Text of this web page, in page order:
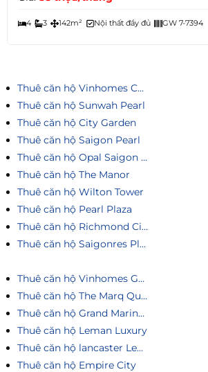
4 3 142m² Nội thất đầy đủ GW 7-7394
Thuê căn hộ Vinhomes Central Park
Thuê căn hộ Sunwah Pearl
Thuê căn hộ City Garden
Thuê căn hộ Saigon Pearl
Thuê căn hộ Opal Saigon Pearl
Thuê căn hộ The Manor
Thuê căn hộ Wilton Tower
Thuê căn hộ Pearl Plaza
Thuê căn hộ Richmond City
Thuê căn hộ Saigonres Plaza
Thuê căn hộ Vinhomes Golden River
Thuê căn hộ The Marq Quận 1
Thuê căn hộ Grand Marina Saigon
Thuê căn hộ Leman Luxury
Thuê căn hộ lancaster Legacy
Thuê căn hộ Empire City